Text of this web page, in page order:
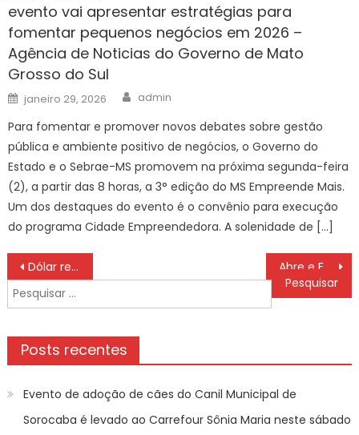
evento vai apresentar estratégias para
fomentar pequenos negócios em 2026 –
Agência de Noticias do Governo de Mato
Grosso do Sul
Posted
on
janeiro 29, 2026 Author
admin
Para fomentar e promover novos debates sobre gestão
pública e ambiente positivo de negócios, o Governo do
Estado e o Sebrae-MS promovem na próxima segunda-feira
(2), a partir das 8 horas, a 3° edição do MS Empreende Mais.
Um dos destaques do evento é o convênio para execução
do programa Cidade Empreendedora. A solenidade de […]
Navegação
de
Post
Dólar recua, bolsa cai e petróleo dispara com tensão no Oriente Médio
Abre e Fecha no Feriado – Prefeitura Estância Turística Guaratinguetá
Pesquisar
por:
Posts recentes
Evento de adoção de cães do Canil Municipal de
Sorocaba é levado ao Carrefour Sônia Maria neste sábado